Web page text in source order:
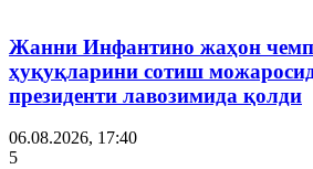
Жанни Инфантино жаҳон
ҳуқуқларини сотиш
президенти лавозимида қолди
06.08.2026, 17:40
5